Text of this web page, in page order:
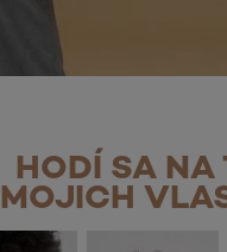
HODÍ SA NA
MOJICH